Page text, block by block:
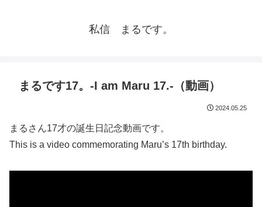
私信 まるです。
まるです17。-I am Maru 17.-（動画）
2024.05.25
まるさん17才の誕生日記念動画です。
This is a video commemorating Maru’s 17th birthday.